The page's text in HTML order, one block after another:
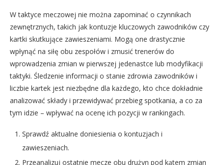
W taktyce meczowej nie można zapominać o czynnikach
zewnętrznych, takich jak kontuzje kluczowych zawodników czy
kartki skutkujące zawieszeniami. Mogą one drastycznie
wpłynąć na siłę obu zespołów i zmusić trenerów do
wprowadzenia zmian w pierwszej jedenastce lub modyfikacji
taktyki. Śledzenie informacji o stanie zdrowia zawodników i
liczbie kartek jest niezbędne dla każdego, kto chce dokładnie
analizować składy i przewidywać przebieg spotkania, a co za
tym idzie – wpływać na ocenę ich pozycji w rankingach.
Sprawdź aktualne doniesienia o kontuzjach i
zawieszeniach.
Przeanalizuj ostatnie mecze obu drużyn pod kątem zmian